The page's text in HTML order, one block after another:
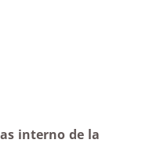
interno de la